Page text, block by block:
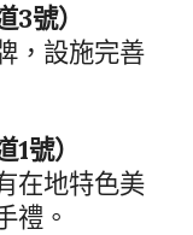
號）
，設施完善
1號）
在地特色美
禮。